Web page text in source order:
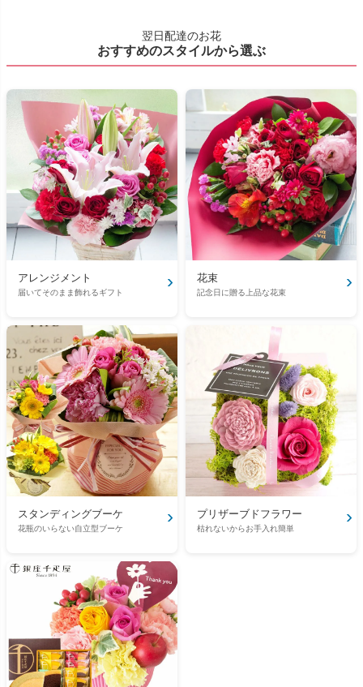
翌日配達のお花
おすすめのスタイルから選ぶ
アレンジメント
届いてそのまま飾れるギフト
› 花束
記念日に贈る上品な花束
›
スタンディングブーケ
花瓶のいらない自立型ブーケ
› プリザーブドフラワー
枯れないからお手入れ簡単
›